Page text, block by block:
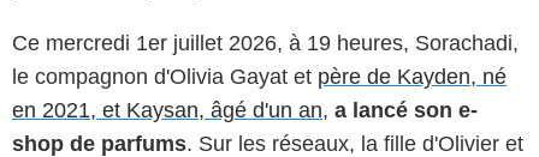
Ce mercredi 1er juillet 2026, à 19 heures, Sorachadi,
le compagnon d'Olivia Gayat et père de Kayden, né
en 2021, et Kaysan, âgé d'un an, a lancé son e-
shop de parfums. Sur les réseaux, la fille d'Olivier et